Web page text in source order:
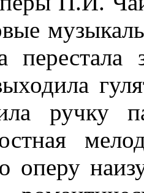
ручку
оперу